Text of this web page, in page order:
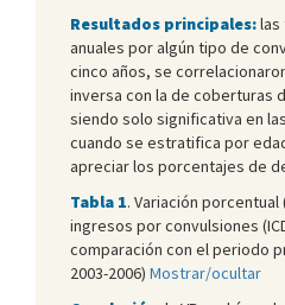
Resultados principales:las
anuales por algún tipo de
cinco años, se
inversa con la de coberturas
siendo solo significativa en
cuando se estratifica por
apreciar los porcentajes de
Tabla 1. Variación
ingresos por convulsiones
comparación con el periodo
2003-2006) Mostrar/ocultar